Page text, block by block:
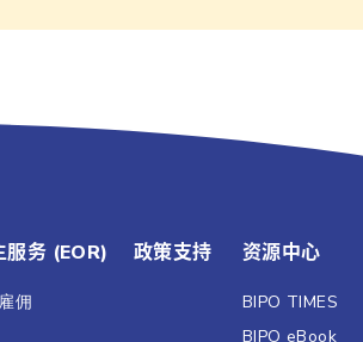
服务 (EOR)
佣
政策支持 资源中心
BIPO TIMES
BIPO eBook